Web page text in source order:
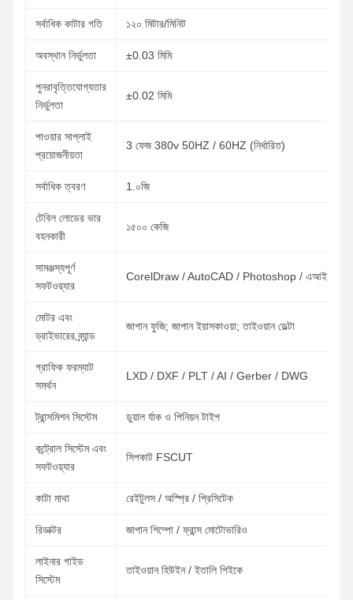
সর্বাধিক কাটার গতি ১২০ মিটার/মিনিট
অবস্থান নির্ভুলতা ±0.03 মিমি
পুনরাবৃত্তিযোগ্যতার
নির্ভুলতা
±0.02 মিমি
পাওয়ার সাপ্লাই
প্রয়োজনীয়তা
3 ফেজ 380v 50HZ / 60HZ (নির্ধারিত)
সর্বাধিক ত্বরণ 1.০জি
টেবিল লোডের ভার
বহনকারী
১৫০০ কেজি
সামঞ্জস্যপূর্ণ
সফটওয়্যার
CorelDraw / AutoCAD / Photoshop / এআই
মোটর এবং
ড্রাইভারের ব্র্যান্ড
জাপান ফুজি; জাপান ইয়াসকাওয়া; তাইওয়ান ডেল্টা
গ্রাফিক ফরম্যাট
সমর্থন
LXD / DXF / PLT / AI / Gerber / DWG
ট্রান্সমিশন সিস্টেম ডুয়াল র্যাক ও পিনিয়ন টাইপ
কন্ট্রোল সিস্টেম এবং
সফটওয়্যার
সিপকাট FSCUT
কাটা মাথা রেইটুলস / অস্প্রি / প্রিসিটেক
রিডাক্টর জাপান শিম্পো / ফ্রান্স মোটোভারিও
লাইনার গাইড
সিস্টেম
তাইওয়ান হিউইন / ইতালি পিইকে